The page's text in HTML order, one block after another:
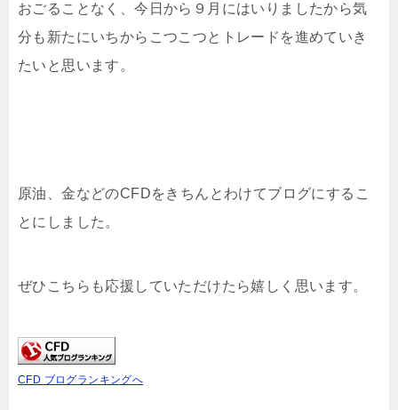
おごることなく、今日から９月にはいりましたから気
分も新たにいちからこつこつとトレードを進めていき
たいと思います。
原油、金などのCFDをきちんとわけてブログにするこ
とにしました。
ぜひこちらも応援していただけたら嬉しく思います。
CFD ブログランキングへ